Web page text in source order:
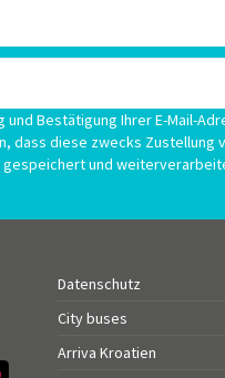
und Bestätigung Ihrer E-Mail-
dass diese zwecks Zustellung
gespeichert und
Datenschutz
City buses
Arriva Kroatien